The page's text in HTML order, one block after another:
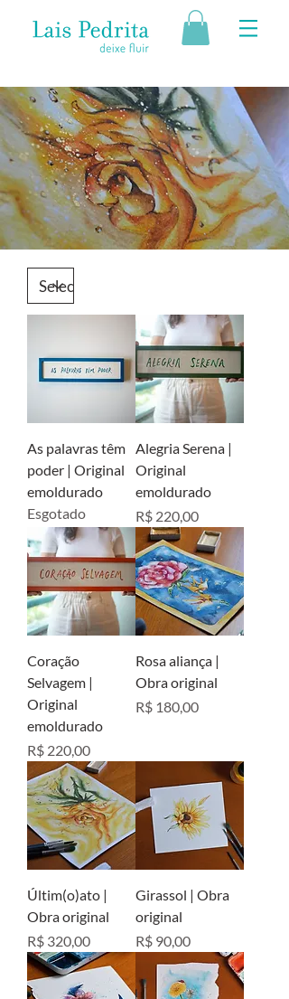
As palavras têm
poder | Original
emoldurado
Esgotado
Alegria Serena |
Original
emoldurado
Preço
R$ 220,00
Coração
Selvagem |
Original
emoldurado
Preço
R$ 220,00
Rosa aliança |
Obra original
Preço
R$ 180,00
Últim(o)ato |
Obra original
Preço
R$ 320,00
Girassol | Obra
original
Preço
R$ 90,00